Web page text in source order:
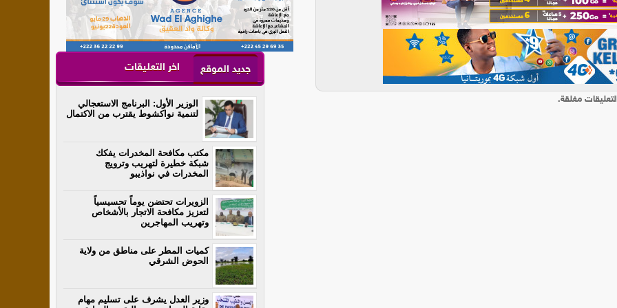
مغلقة.
جديد الموقع اخر التعليقات
الوزير الأول: البرنامج الاستعجالي
لتنمية نواكشوط يقترب من الاكتمال
مكتب مكافحة المخدرات يفكك
شبكة خطيرة لتهريب وترويج
المخدرات في نواذيبو
الزويرات تحتضن يوماً تحسيسياً
لتعزيز مكافحة الاتجار بالأشخاص
وتهريب المهاجرين
كميات المطر على مناطق من ولاية
الحوض الشرقي
وزير العدل يشرف على تسليم مهام